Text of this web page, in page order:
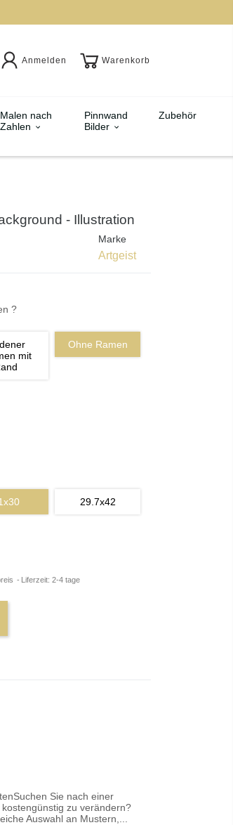
Anmelden Warenkorb
Malen nach
Zahlen
Pinnwand
Bilder
Zubehör
- Illustration
Marke
Artgeist
?
mit
Ohne Ramen
29.7x42
Liferzeit: 2-4 tage
Sie nach einer
zu verändern?
Auswahl an Mustern,...